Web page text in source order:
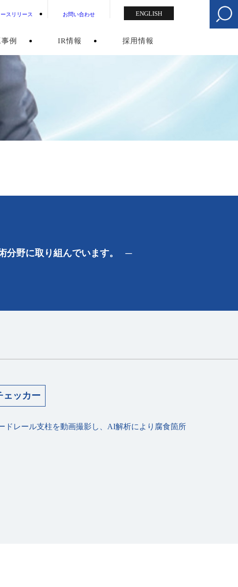
例 IR情報 採用情報
ースリリース お問い合わせ ENGLISH
野に取り組んでいます。
ェッカー
ドレール⽀柱を動画撮影し、AI解析により腐⾷箇所